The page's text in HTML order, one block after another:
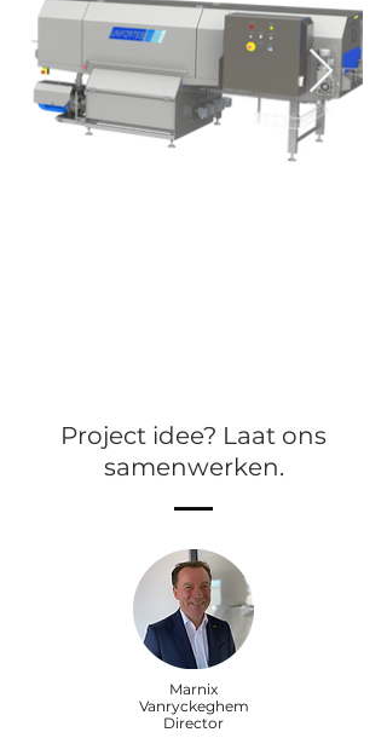
Project idee? Laat ons
samenwerken.
Marnix
Vanryckeghem
Director